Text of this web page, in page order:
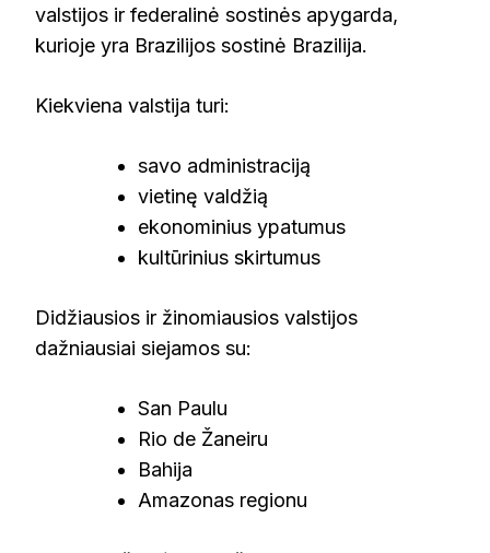
valstijos ir federalinė sostinės apygarda,
kurioje yra Brazilijos sostinė Brazilija.
Kiekviena valstija turi:
savo administraciją
vietinę valdžią
ekonominius ypatumus
kultūrinius skirtumus
Didžiausios ir žinomiausios valstijos
dažniausiai siejamos su:
San Paulu
Rio de Žaneiru
Bahija
Amazonas regionu